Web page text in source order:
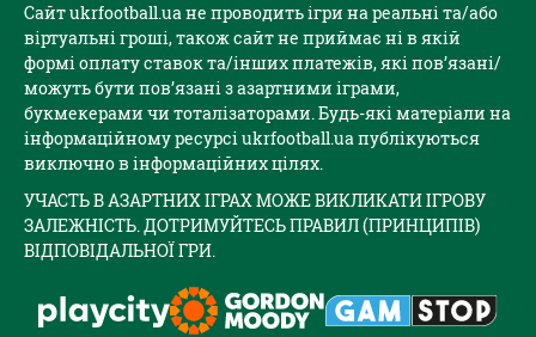
Сайт ukrfootball.ua не проводить ігри на реальні та/або
віртуальні гроші, також сайт не приймає ні в якій
формі оплату ставок та/інших платежів, які пов’язані/
можуть бути пов’язані з азартними іграми,
букмекерами чи тоталізаторами. Будь-які матеріали на
інформаційному ресурсі ukrfootball.ua публікуються
виключно в інформаційних цілях.
УЧАСТЬ В АЗАРТНИХ ІГРАХ МОЖЕ ВИКЛИКАТИ ІГРОВУ
ЗАЛЕЖНІСТЬ. ДОТРИМУЙТЕСЬ ПРАВИЛ (ПРИНЦИПІВ)
ВІДПОВІДАЛЬНОЇ ГРИ.